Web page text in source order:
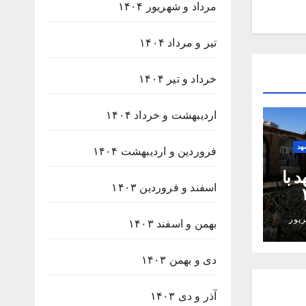
با
مرداد و شهریور ۱۴۰۴
تیر و مرداد ۱۴۰۴
خرداد و تیر ۱۴۰۴
اردیبهشت و خرداد ۱۴۰۴
فروردین و اردیبهشت ۱۴۰۴
اسفند و فروردین ۱۴۰۳
بهمن و اسفند ۱۴۰۳
دی و بهمن ۱۴۰۳
آذر و دی ۱۴۰۳